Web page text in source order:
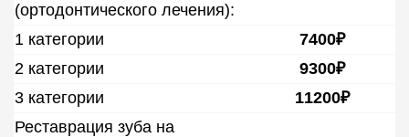
(ортодонтического лечения):
1 категории
7400₽
2 категории
9300₽
3 категории
11200₽
Реставрация зуба на